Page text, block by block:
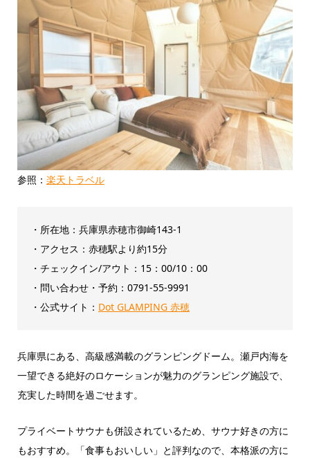
参照： 楽天トラベル
・所在地：兵庫県赤穂市御崎143-1
・アクセス：赤穂駅より約15分
・チェックイン/アウト：‎15：00/10：00
・問い合わせ・予約：0791-55-9991
・公式サイト： Dot GLAMPING 赤穂
兵庫県にある、高級感満載のグランピングドーム。瀬戸内海を
一望できる絶好のロケーションが魅力のグランピング施設で、
充実した時間を過ごせます。
プライベートサウナも併設されているため、サウナ好きの方に
もおすすめ。「食事もおいしい」と評判なので、本格派の方に